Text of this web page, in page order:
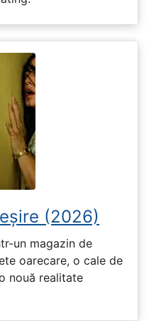
(2026)
un magazin de
oarecare, o cale de
nouă realitate